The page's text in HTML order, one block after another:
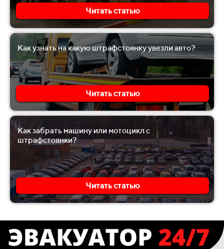
Читать статью
Как узнать на какую штрафстоянку увезли авто?
Читать статью
Как забрать машину или мотоцикл с
штрафстоянки?
Читать статью